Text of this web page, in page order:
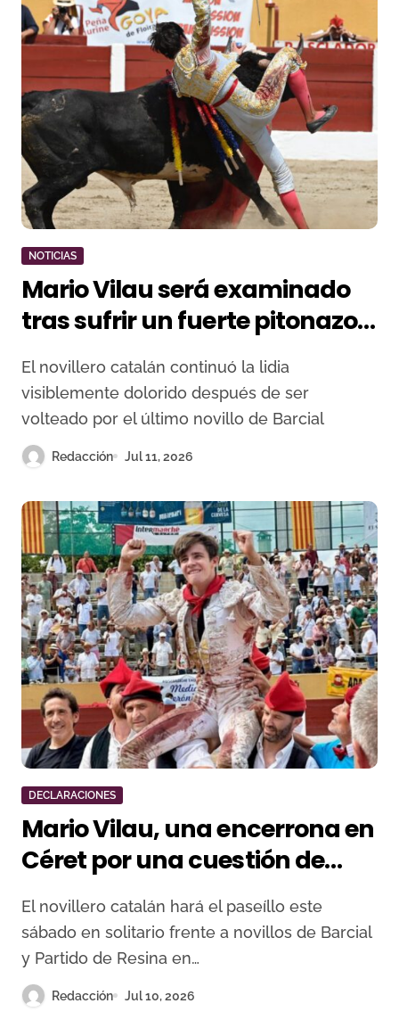
NOTICIAS
Mario Vilau será examinado
tras sufrir un fuerte pitonazo
en la rodilla en Céret
El novillero catalán continuó la lidia
visiblemente dolorido después de ser
volteado por el último novillo de Barcial
Redacción Jul 11, 2026
DECLARACIONES
Mario Vilau, una encerrona en
Céret por una cuestión de
principios
El novillero catalán hará el paseíllo este
sábado en solitario frente a novillos de Barcial
y Partido de Resina en…
Redacción Jul 10, 2026